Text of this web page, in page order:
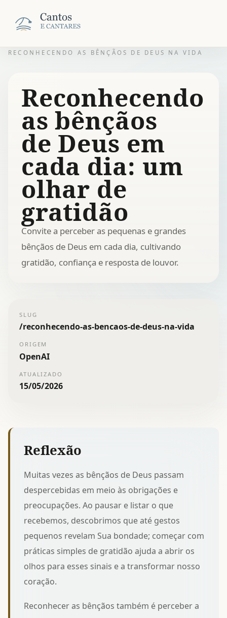
RECONHECENDO AS BÊNÇÃOS DE DEUS NA VIDA
Reconhecendo
as bênçãos
de Deus em
cada dia: um
olhar de
gratidão
Convite a perceber as pequenas e grandes
bênçãos de Deus em cada dia, cultivando
gratidão, confiança e resposta de louvor.
SLUG
/reconhecendo-as-bencaos-de-deus-na-vida
ORIGEM
OpenAI
ATUALIZADO
15/05/2026
Reflexão
Muitas vezes as bênçãos de Deus passam
despercebidas em meio às obrigações e
preocupações. Ao pausar e listar o que
recebemos, descobrimos que até gestos
pequenos revelam Sua bondade; começar com
práticas simples de gratidão ajuda a abrir os
olhos para esses sinais e a transformar nosso
coração.
Reconhecer as bênçãos também é perceber a